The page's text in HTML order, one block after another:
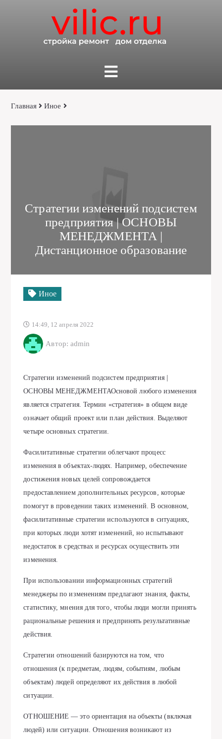
Главная Иное
Стратегии изменений подсистем
предприятия | ОСНОВЫ
МЕНЕДЖМЕНТА |
Дистанционное образование
Иное
14:49, 12 апреля 2022
Автор: admin
Стратегии изменений подсистем предприятия |
ОСНОВЫ МЕНЕДЖМЕНТАОсновой любого изменения
является стратегия. Термин «стратегия» в общем виде
означает общий проект или план действия. Выделяют
четыре основных стратегии.
Фасилитативные стратегии облегчают процесс
изменения в объектах-людях. Например, обеспечение
достижения новых целей сопровождается
предоставлением дополнительных ресурсов, которые
помогут в проведении таких изменений. В основном,
фасилитативные стратегии используются в ситуациях,
при которых люди хотят изменений, но испытывают
недостаток в средствах и ресурсах осуществить эти
изменения.
При использовании информационных стратегий
менеджеры по изменениям предлагают знания, факты,
статистику, мнения для того, чтобы люди могли принять
рациональные решения и предпринять результативные
действия.
Стратегии отношений базируются на том, что
отношения (к предметам, людям, событиям, любым
объектам) людей определяют их действия в любой
ситуации.
ОТНОШЕНИЕ — это ориентация на объекты (включая
людей) или ситуации. Отношения возникают из